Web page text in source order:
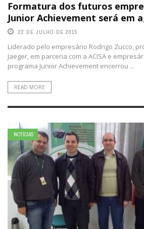
Formatura dos futuros
Junior Achievement será em
22 DE JULHO DE 2015
Liderado pelo empresário Rodrigo Zucco,
Jaeger, em parceria com a ACISA e
programa Junior Achievement encerrou ...
READ MORE
NOTÍCIAS